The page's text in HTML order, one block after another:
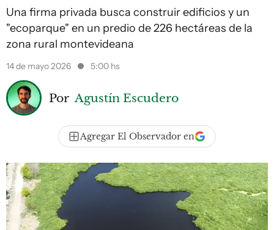
Una firma privada busca construir edificios y un
"ecoparque" en un predio de 226 hectáreas de la
zona rural montevideana
14 de mayo 2026 5:00 hs
Por Agustín Escudero
Agregar El Observador en